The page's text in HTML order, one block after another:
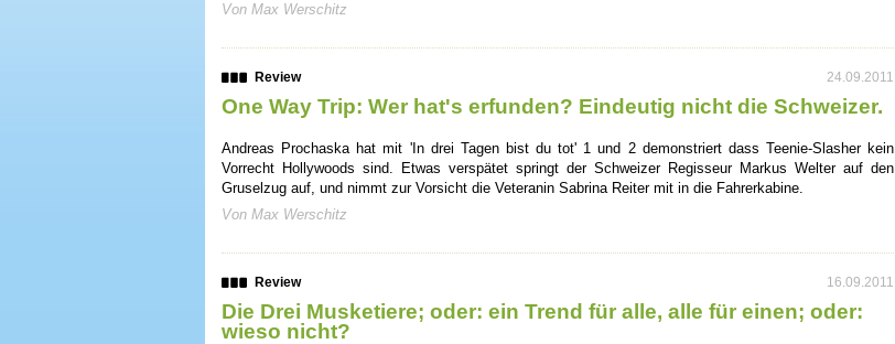
Von Max Werschitz
Review 24.09.2011
One Way Trip: Wer hat's erfunden? Eindeutig nicht die Schweizer.
Andreas Prochaska hat mit 'In drei Tagen bist du tot' 1 und 2 demonstriert dass Teenie-Slasher kein
Vorrecht Hollywoods sind. Etwas verspätet springt der Schweizer Regisseur Markus Welter auf den
Gruselzug auf, und nimmt zur Vorsicht die Veteranin Sabrina Reiter mit in die Fahrerkabine.
Von Max Werschitz
Review 16.09.2011
Die Drei Musketiere; oder: ein Trend für alle, alle für einen; oder:
wieso nicht?